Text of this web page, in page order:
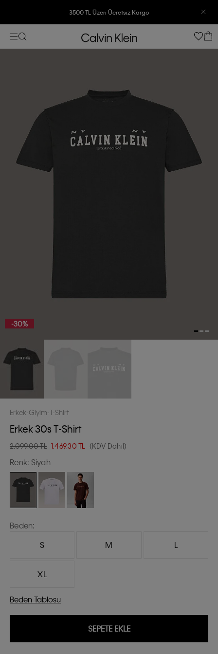
3500 TL Üzeri Ücretsiz Kargo
7500 TL Ve Üzeri Alışverişlerinizde 6 Taksit İmkanı
-30%
Erkek Giyim T-Shirt
Erkek 30s T-Shirt
2.099,00 TL 1.469,30 TL (KDV Dahil)
Renk: Siyah
Beden:
S
M L
XL
Beden Tablosu
SEPETE EKLE